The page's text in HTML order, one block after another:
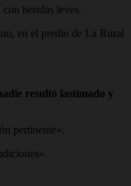
heridas leves.
en el predio de La Rural
resultó lastimado y
pertinente».